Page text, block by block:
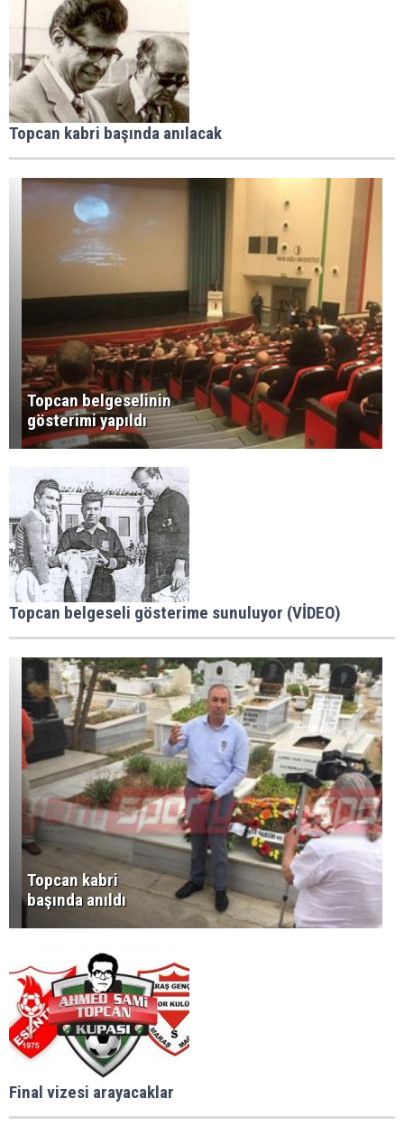
Topcan kabri başında anılacak
Topcan belgeselinin
gösterimi yapıldı
Topcan belgeseli gösterime sunuluyor (VİDEO)
Topcan kabri
başında anıldı
Final vizesi arayacaklar